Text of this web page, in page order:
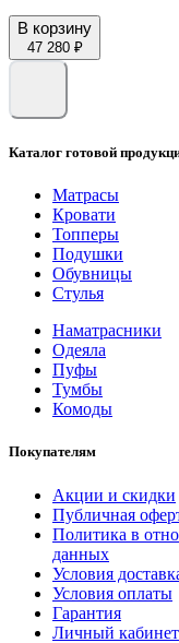
В корзину
47 280 ₽
Каталог готовой
Матрасы
Кровати
Топперы
Подушки
Обувницы
Стулья
Наматрасники
Одеяла
Пуфы
Тумбы
Комоды
Покупателям
Акции и скидки
Публичная
Политика в
данных
Условия
Условия оплаты
Гарантия
Личный кабинет